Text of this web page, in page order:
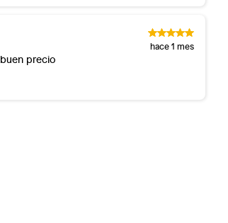
hace 1 mes
Excelente calidad, buen precio